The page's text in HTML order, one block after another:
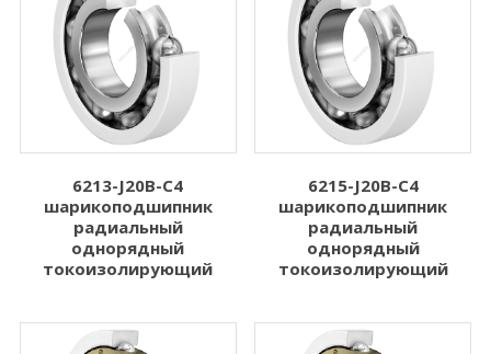
6213-J20B-C4
шарикоподшипник
радиальный
однорядный
токоизолирующий
6215-J20B-C4
шарикоподшипник
радиальный
однорядный
токоизолирующий